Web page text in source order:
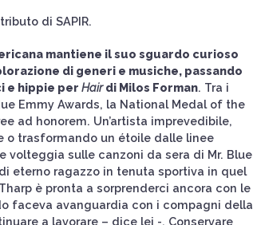
di SAPIR.
mantiene il suo sguardo curioso
di generi e musiche, passando
e hippie per Hairdi Milos Forman. Tra i
Emmy Awards, la National Medal of the
ad honorem. Un’artista imprevedibile,
o trasformando un étoile dalle linee
volteggia sulle canzoni da sera di Mr. Blue
eterno ragazzo in tenuta sportiva in quel
è pronta a sorprenderci ancora con le
faceva avanguardia con i compagni della
a lavorare – dice lei -. Conservare